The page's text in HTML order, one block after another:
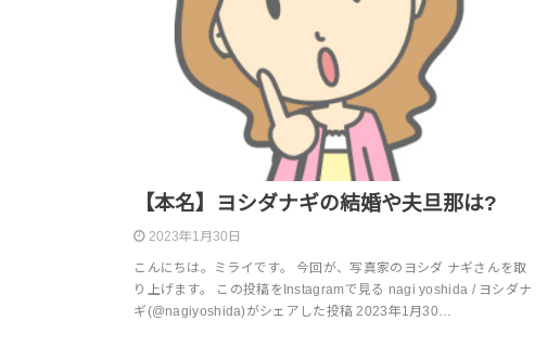
【本名】ヨシダナギの結婚や夫旦那は?
2023年1月30日
こんにちは。ミライです。 今回が、写真家のヨシダ ナギさんを取
り上げます。 この投稿をInstagramで見る nagi yoshida / ヨシダナ
ギ(@nagiyoshida)がシェアした投稿 2023年1月30…